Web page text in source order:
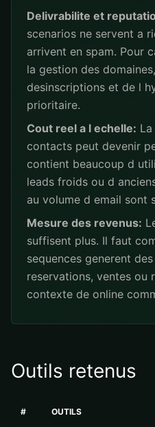
Delivrabilite et
scenarios ne servent a
arrivent en spam. Pour
la gestion des
desinscriptions et de l
prioritaire.
Cout reel a l echelle:
contacts peut devenir
contient beaucoup d
leads froids ou d
au volume d email sont
Mesure des revenus:
suffisent plus. Il faut
sequences generent
reservations, ventes ou
contexte de online
Outils retenus
# OUTILS